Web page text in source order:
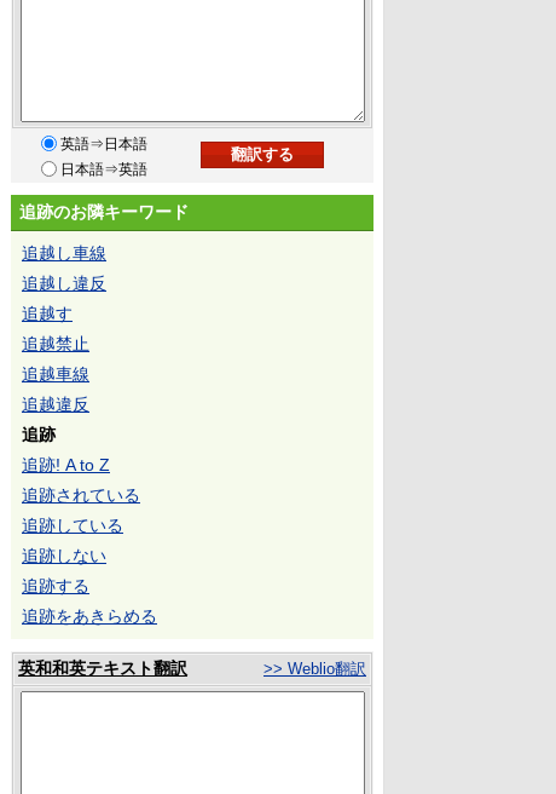
英語⇒日本語
日本語⇒英語
追跡のお隣キーワード
追越し車線
追越し違反
追越す
追越禁止
追越車線
追越違反
追跡
追跡! A to Z
追跡されている
追跡している
追跡しない
追跡する
追跡をあきらめる
英和和英テキスト翻訳 >> Weblio翻訳